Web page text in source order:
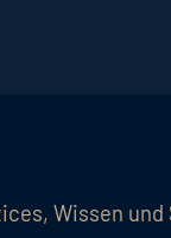
Wissen und